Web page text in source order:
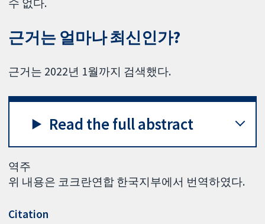
수 없다.
근거는 얼마나 최신인가?
근거는 2022년 1월까지 검색했다.
Read the full abstract
역주
위 내용은 코크란연합 한국지부에서 번역하였다.
Citation